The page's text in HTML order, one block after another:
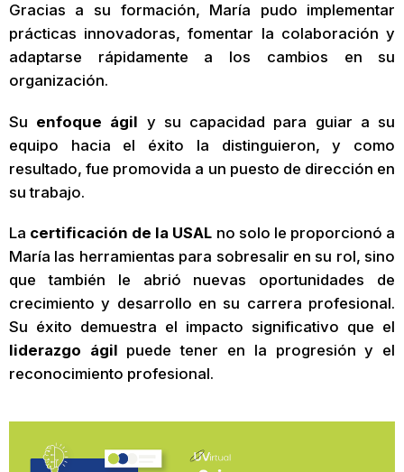
Gracias a su formación, María pudo implementar
prácticas innovadoras, fomentar la colaboración y
adaptarse rápidamente a los cambios en su
organización.
Su enfoque ágil y su capacidad para guiar a su
equipo hacia el éxito la distinguieron, y como
resultado, fue promovida a un puesto de dirección en
su trabajo.
La certificación de la USAL no solo le proporcionó a
María las herramientas para sobresalir en su rol, sino
que también le abrió nuevas oportunidades de
crecimiento y desarrollo en su carrera profesional.
Su éxito demuestra el impacto significativo que el
liderazgo ágil puede tener en la progresión y el
reconocimiento profesional.